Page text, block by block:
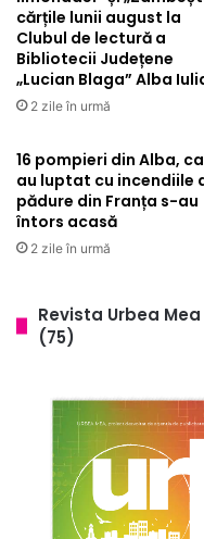
cărțile lunii august la
Clubul de lectură a
Bibliotecii Județene
„Lucian Blaga” Alba
2 zile în urmă
16 pompieri din Alba,
au luptat cu incendiile
pădure din Franța s-au
întors acasă
2 zile în urmă
Revista Urbea Mea
(75)